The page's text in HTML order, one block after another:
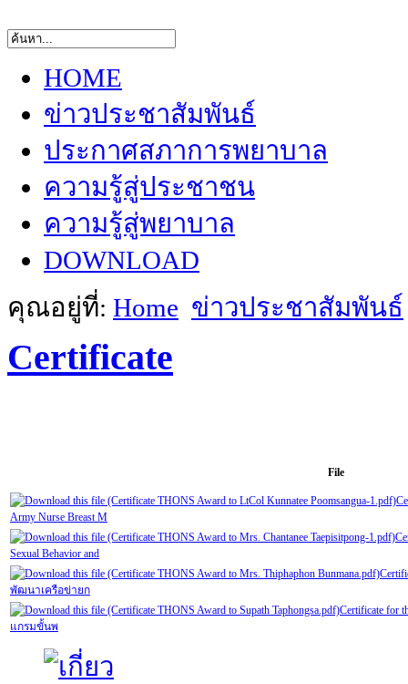
HOME
ข่าวประชาสัมพันธ์
ประกาศสภาการพยาบาล
ความรู้สู่ประชาชน
ความรู้สู่พยาบาล
DOWNLOAD
คุณอยู่ที่: Home ข่าวประชาสัมพันธ์
Certificate
File
Army Nurse Breast M
Sexual Behavior and
พัฒนาเครือข่ายก
Certificate for
แกรมขั้นพ